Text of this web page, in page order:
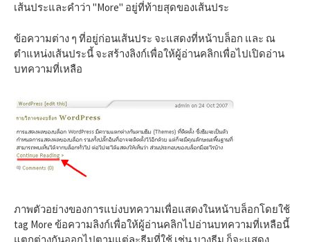
เส้นประและคำว่า "More" อยู่ที่ท้ายสุดของเส้นประ
ข้อความต่าง ๆ ที่อยู่ก่อนเส้นประ จะแสดงที่หน้าบล็อก และ ณ
ตำแหน่งเส้นประนี้ จะสร้างลิงก์เพื่อให้ผู้อ่านคลิกเพื่อไปเปิดอ่าน
บทความที่เหลือ
ภาพตัวอย่างของการแบ่งบทความเพื่อแสดงในหน้าบล็อกโดยใช้
tag More ข้อความลิงก์เพื่อให้ผู้อ่านคลิกไปอ่านบทความที่เหลือนี้
แตกต่างกันออกไปตามแต่ละธีมที่ใช้ เช่น บางธีม ก็จะแสดง